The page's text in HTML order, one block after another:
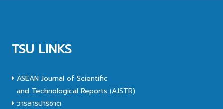
TSU LINKS
ASEAN Journal of Scientific
and Technological Reports (AJSTR)
วารสารปาริชาต